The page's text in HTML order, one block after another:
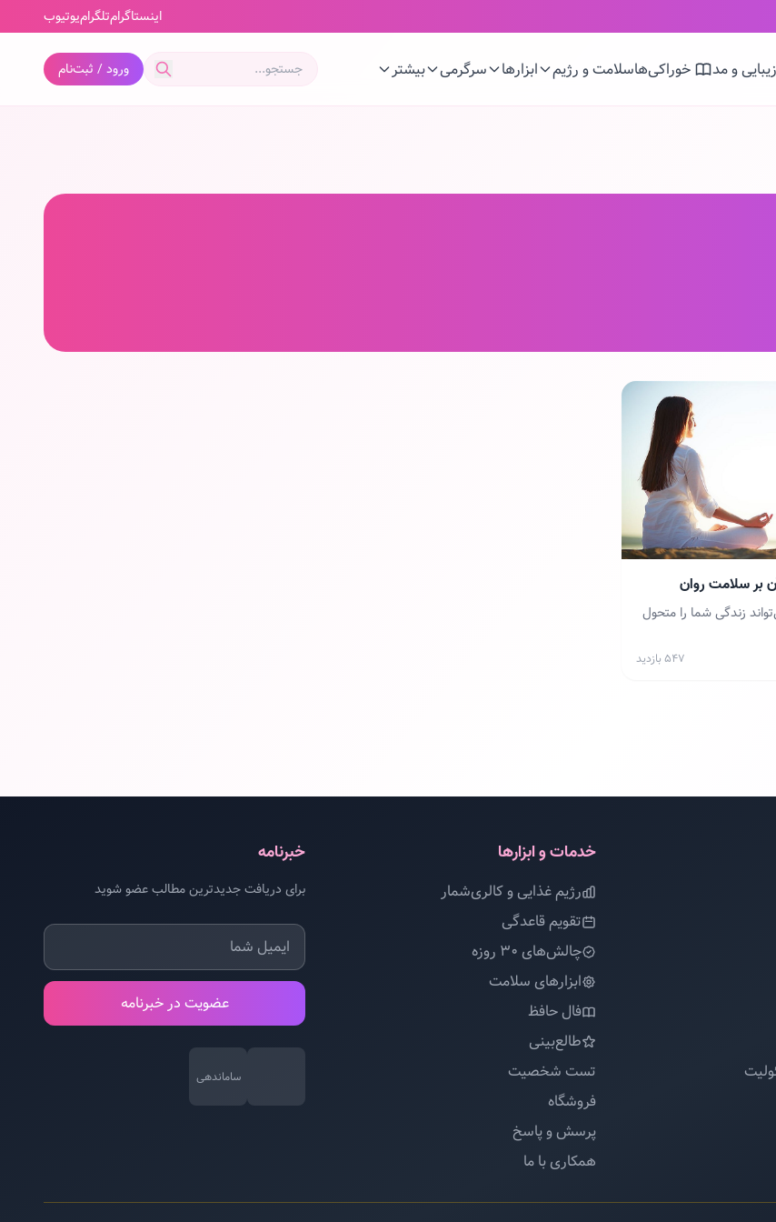
اینستاگرامتلگرامیوتیوب
زیبایی و مد خوراکی‌هاسلامت و رژیم ابزارها سرگرمی بیشتر ورود / ثبت‌نام
بر سلامت روان
زندگی شما را متحول
۵۴۷ بازدید
خدمات و ابزارها
رژیم غذایی و کالری‌شمار
تقویم قاعدگی
چالش‌های 30 روزه
ابزارهای سلامت
فال حافظ
طالع‌بینی
تست شخصیت
فروشگاه
پرسش و پاسخ
همکاری با ما
خبرنامه
برای دریافت جدیدترین مطالب عضو شوید
عضویت در خبرنامه
ساماندهی